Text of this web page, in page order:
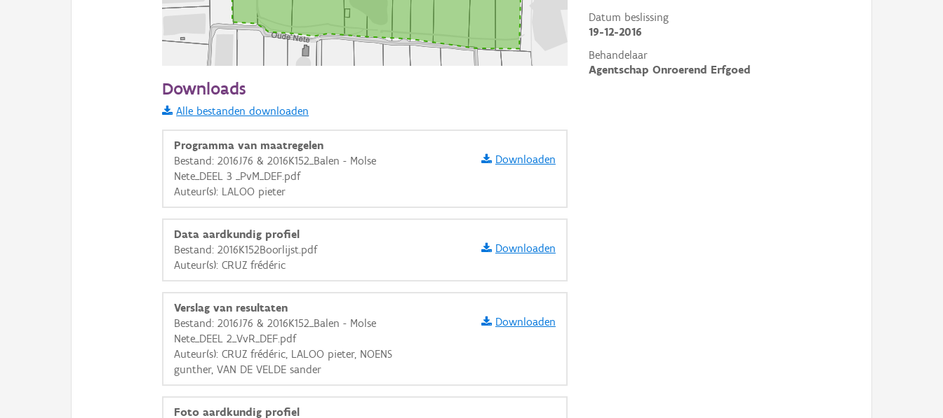
Datum beslissing
19-12-2016
Behandelaar
Agentschap Onroerend Erfgoed
Informatie Vlaanderen
i
+ −
Basis Lagen
OSM-Basiskaart
Ortho
GRB-Basiskaart
Downloads
Alle bestanden downloaden
Programma van maatregelen
Bestand: 2016J76 & 2016K152_Balen - Molse
Nete_DEEL 3 _PvM_DEF.pdf
Auteur(s): LALOO pieter
Downloaden
Data aardkundig profiel
Bestand: 2016K152Boorlijst.pdf
Auteur(s): CRUZ frédéric
Downloaden
Verslag van resultaten
Bestand: 2016J76 & 2016K152_Balen - Molse
Nete_DEEL 2_VvR_DEF.pdf
Auteur(s): CRUZ frédéric, LALOO pieter, NOENS
gunther, VAN DE VELDE sander
Downloaden
Foto aardkundig profiel